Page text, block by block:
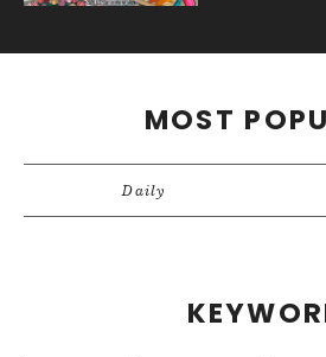
MOST
Daily